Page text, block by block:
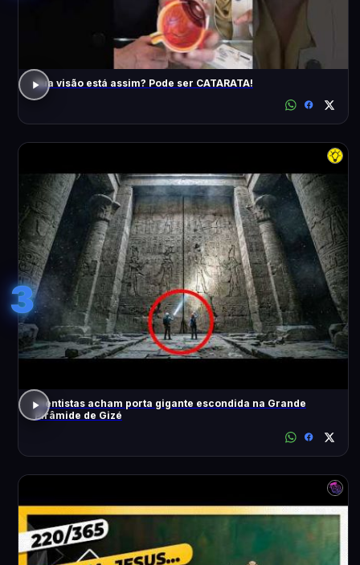
Sua visão está assim? Pode ser CATARATA!
3
Cientistas acham porta gigante escondida na Grande
Pirâmide de Gizé